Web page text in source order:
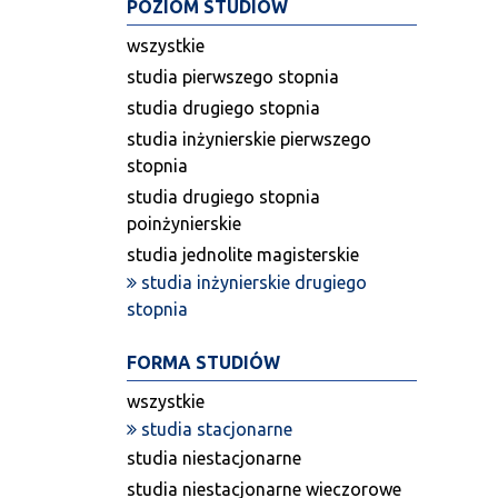
POZIOM STUDIÓW
wszystkie
studia pierwszego stopnia
studia drugiego stopnia
studia inżynierskie pierwszego
stopnia
studia drugiego stopnia
poinżynierskie
studia jednolite magisterskie
studia inżynierskie drugiego
stopnia
FORMA STUDIÓW
wszystkie
studia stacjonarne
studia niestacjonarne
studia niestacjonarne wieczorowe